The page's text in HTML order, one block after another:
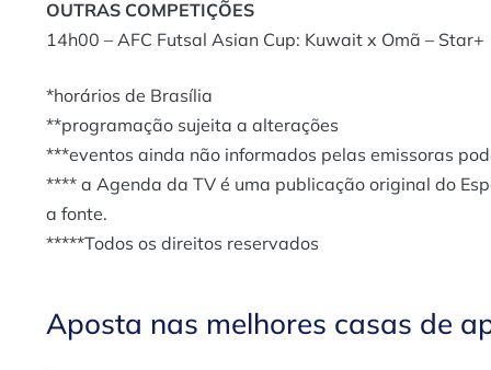
OUTRAS COMPETIÇÕES
14h00 – AFC Futsal Asian Cup: Kuwait x Omã – Star+
*horários de Brasília
**programação sujeita a alterações
***eventos ainda não informados pelas emissoras
**** a Agenda da TV é uma publicação original do
a fonte.
*****Todos os direitos reservados
Aposta nas melhores casas de